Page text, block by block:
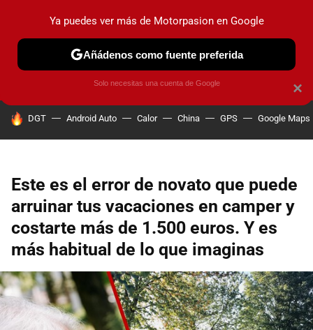
PRUEBAS COCHES ELÉCTRICOS OBSERVATORIO
HOY SE HABLA DE
DGT Android Auto Calor China GPS Google Maps
Este es el error de novato que puede
arruinar tus vacaciones en camper y
costarte más de 1.500 euros. Y es
más habitual de lo que imaginas
×
Ya puedes ver más de Motorpasion en Google
Añádenos como fuente preferida
Solo necesitas una cuenta de Google